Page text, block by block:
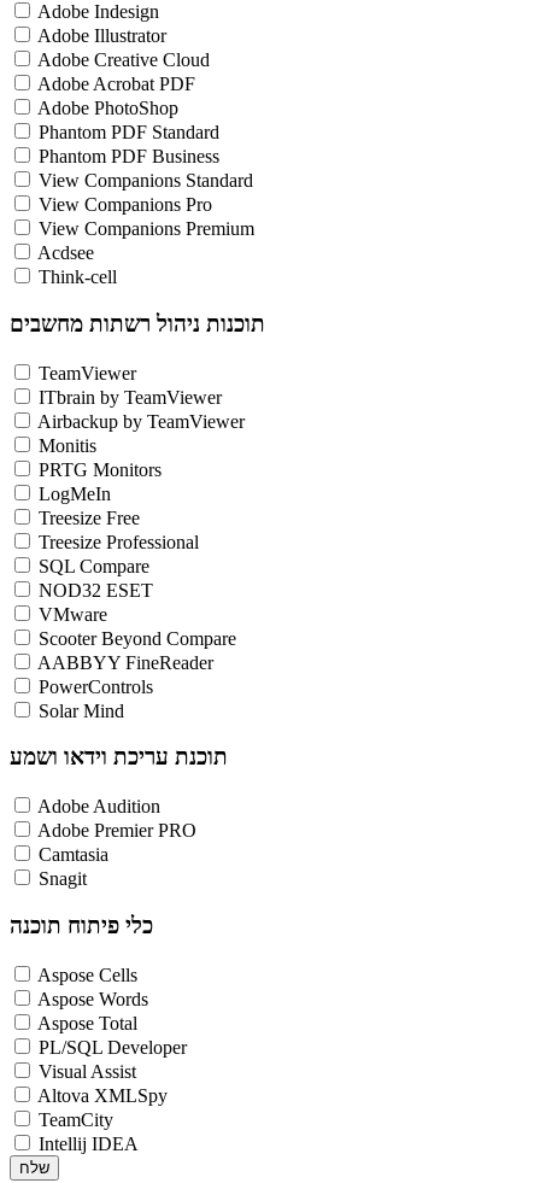
Adobe Indesign
Adobe Illustrator
Adobe Creative Cloud
Adobe Acrobat PDF
Adobe PhotoShop
Phantom PDF Standard
Phantom PDF Business
View Companions Standard
View Companions Pro
View Companions Premium
Acdsee
Think-cell
תוכנות ניהול רשתות מחשבים
TeamViewer
ITbrain by TeamViewer
Airbackup by TeamViewer
Monitis
PRTG Monitors
LogMeIn
Treesize Free
Treesize Professional
SQL Compare
NOD32 ESET
VMware
Scooter Beyond Compare
AABBYY FineReader
PowerControls
Solar Mind
תוכנת עריכת וידאו ושמע
Adobe Audition
Adobe Premier PRO
Camtasia
Snagit
כלי פיתוח תוכנה
Aspose Cells
Aspose Words
Aspose Total
PL/SQL Developer
Visual Assist
Altova XMLSpy
TeamCity
Intellij IDEA